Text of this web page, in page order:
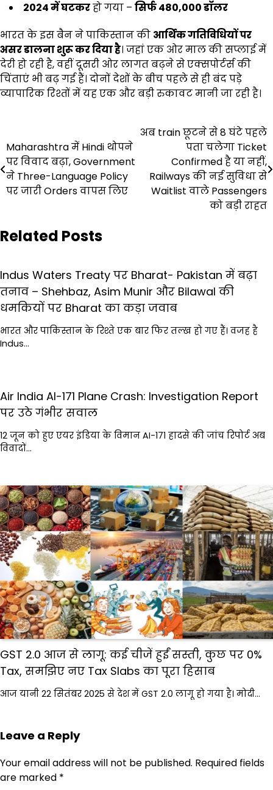
2024में घटकरहो गया – सिर्फ 480,000डॉलर
भारत के इस बैन ने पाकिस्तान की आर्थिक गतिविधियों पर
असर डालना शुरू कर दिया है। जहां एक ओर माल की सप्लाई में
देरी हो रही है, वहीं दूसरी ओर लागत बढ़ने से एक्सपोर्टर्स की
चिंताएं भी बढ़ गई हैं। दोनों देशों के बीच पहले से ही बंद पड़े
व्यापारिक रिश्तों में यह एक और बड़ी रुकावट मानी जा रही है।
navigation
Maharashtra में Hindi थोपने
पर विवाद बढ़ा, Government
ने Three-Language Policy
पर जारी Orders वापस लिए
अब train छूटने से 8 घंटे पहले
पता चलेगा Ticket
Confirmed है या नहीं,
Railways की नई सुविधा से
Waitlist वाले Passengers
को बड़ी राहत
Related Posts
Indus Waters Treaty पर Bharat- Pakistan में बढ़ा
तनाव – Shehbaz, Asim Munir और Bilawal की
धमकियों पर Bharat का कड़ा जवाब
भारत और पाकिस्तान के रिश्ते एक बार फिर तल्ख हो गए हैं। वजह है
Indus…
Air India AI-171 Plane Crash: Investigation Report
पर उठे गंभीर सवाल
12 जून को हुए एयर इंडिया के विमान AI-171 हादसे की जांच रिपोर्ट अब
विवादों…
GST 2.0 आज से लागू: कई चीजें हुईं सस्ती, कुछ पर 0%
Tax, समझिए नए Tax Slabs का पूरा हिसाब
आज यानी 22 सितंबर 2025 से देश में GST 2.0 लागू हो गया है। मोदी…
Leave a Reply
Your email address will not be published. Required fields
are marked *